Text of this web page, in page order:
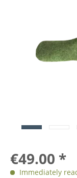
€49.00 *
Immediately